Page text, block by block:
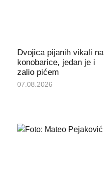
Dvojica pijanih vikali na
konobarice, jedan je i
zalio pićem
07.08.2026